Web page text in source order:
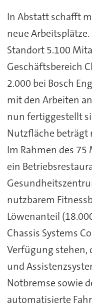
In Abstatt schafft
neue
Standort 5.100
Geschäftsbereich
2.000 bei Bosch
mit den Arbeiten
nun fertiggestellt
Nutzfläche beträgt
Im Rahmen des
ein
nutzbarem
Löwenanteil
Chassis Systems
Verfügung stehen,
und
Notbremse sowie
automatisierte